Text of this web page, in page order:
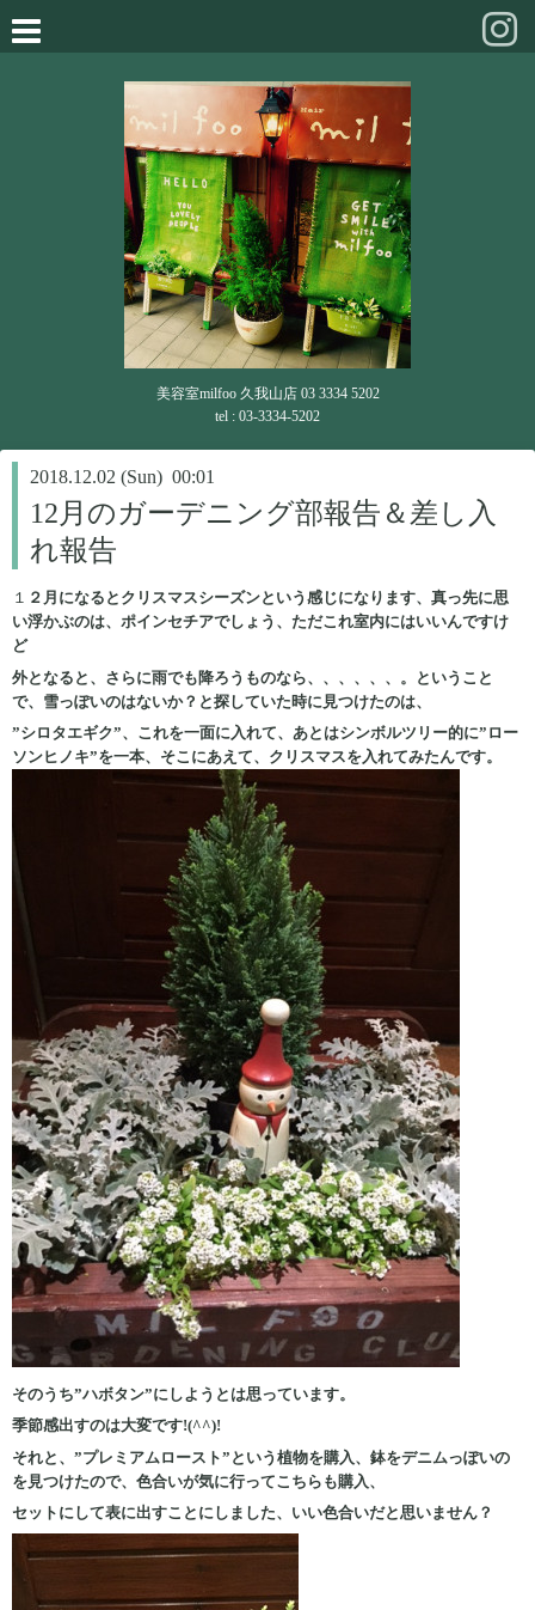
美容室milfoo 久我山店 03 3334 5202
tel : 03-3334-5202
2018.12.02 (Sun) 00:01
12月のガーデニング部報告＆差し入
れ報告
１ ２月になるとクリスマスシーズンという感じになります、真っ先に思
い浮かぶのは、ポインセチアでしょう、ただこれ室内にはいいんですけ
ど
外となると、さらに雨でも降ろうものなら、、、、、、。ということ
で、雪っぽいのはないか？と探していた時に見つけたのは、
”シロタエギク”、これを一面に入れて、あとはシンボルツリー的に”ロー
ソンヒノキ”を一本、そこにあえて、クリスマスを入れてみたんです。
そのうち”ハボタン”にしようとは思っています。
季節感出すのは大変です!(^^)!
それと、”プレミアムロースト”という植物を購入、鉢をデニムっぽいの
を見つけたので、色合いが気に行ってこちらも購入、
セットにして表に出すことにしました、いい色合いだと思いません？